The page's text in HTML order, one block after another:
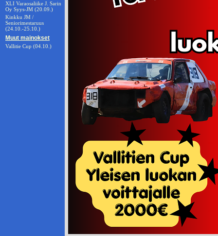
XLI Varaosaliike J. Sarin
Oy Syys-JM (20.09.)
Kinkku JM /
Seniorimestaruus
(24.10.-25.10.)
Muut mainokset
Vallitie Cup (04.10.)